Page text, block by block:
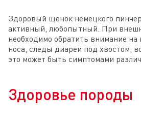
Здоровый щенок немецкого
активный, любопытный. При
необходимо обратить внимание на
носа, следы диареи под хвостом,
это может быть симптомами
Здоровье породы